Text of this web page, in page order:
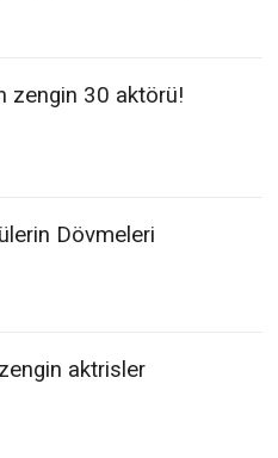
zengin 30 aktörü!
Dövmeleri
aktrisler